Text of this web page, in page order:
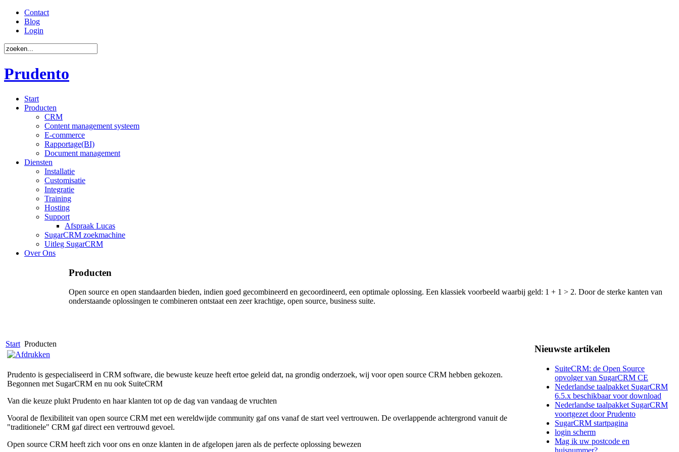
Contact
Blog
Login
Prudento
Start
Producten
CRM
Content management systeem
E-commerce
Rapportage(BI)
Document management
Diensten
Installatie
Customisatie
Integratie
Training
Hosting
Support
Afspraak Lucas
SugarCRM zoekmachine
Uitleg SugarCRM
Over Ons
Producten
Open source en open standaarden bieden, indien goed gecombineerd en gecoordineerd, een optimale oplossing. Een klassiek voorbeeld waarbij geld: 1 + 1 > 2. Door de sterke kanten van
onderstaande oplossingen te combineren ontstaat een zeer krachtige, open source, business suite.
Start Producten
Prudento is gespecialiseerd in CRM software, die bewuste keuze heeft ertoe geleid dat, na grondig onderzoek, wij voor open source CRM hebben gekozen.
Begonnen met SugarCRM en nu ook SuiteCRM
Van die keuze plukt Prudento en haar klanten tot op de dag van vandaag de vruchten
Vooral de flexibiliteit van open source CRM met een wereldwijde community gaf ons vanaf de start veel vertrouwen. De overlappende achtergrond vanuit de
"traditionele" CRM gaf direct een vertrouwd gevoel.
Open source CRM heeft zich voor ons en onze klanten in de afgelopen jaren als de perfecte oplossing bewezen
Nieuwste artikelen
SuiteCRM: de Open Source
opvolger van SugarCRM CE
Nederlandse taalpakket SugarCRM
6.5.x beschikbaar voor download
Nederlandse taalpakket SugarCRM
voortgezet door Prudento
SugarCRM startpagina
login scherm
Mag ik uw postcode en
huisnummer?